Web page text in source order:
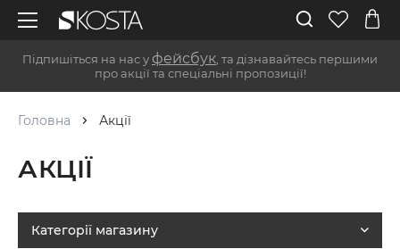
Підпишіться на нас у фейсбук , та дізнавайтесь першими
про акції та спеціальні пропозиції!
Головна Акції
АКЦІЇ
Категорії магазину